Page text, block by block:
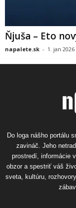
Ňjuša – Eto
napalete.sk - 1. jan 2026
Do loga nášho portálu
zavináč. Jeho
prostredí, informácie
obzor a spestriť váš
sveta, kultúru,